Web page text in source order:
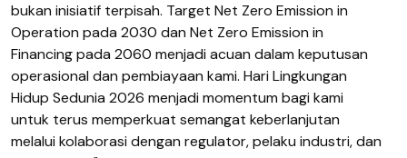
bukan inisiatif terpisah. Target Net Zero Emission in
Operation pada 2030 dan Net Zero Emission in
Financing pada 2060 menjadi acuan dalam keputusan
operasional dan pembiayaan kami. Hari Lingkungan
Hidup Sedunia 2026 menjadi momentum bagi kami
untuk terus memperkuat semangat keberlanjutan
melalui kolaborasi dengan regulator, pelaku industri, dan